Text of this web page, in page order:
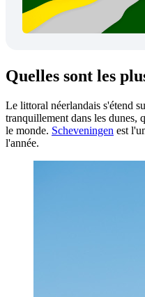
Quelles sont les
Le littoral néerlandais s'étend
tranquillement dans les dunes,
le monde. Scheveningen est
l'année.